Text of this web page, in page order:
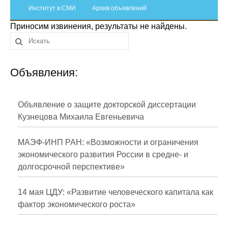
Отчетность
Противодействие коррупции
Материалы для СМИ
Публикации
Научная жизнь
Проблемы прогнозирования
О журнале
Номера журналов
Институт в СМИ Архив объявлений
Приносим извинения, результаты не найдены.
Объявления:
Объявление о защите докторской диссертации
Кузнецова Михаила Евгеньевича
МАЭФ-ИНП РАН: «Возможности и ограничения
экономического развития России в средне- и
долгосрочной перспективе»
14 мая ЦДУ: «Развитие человеческого капитала как
фактор экономического роста»